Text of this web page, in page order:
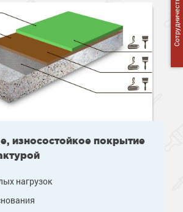
для металла
для фасада
износостойкое покрытие
нагрузок
Сотрудничество